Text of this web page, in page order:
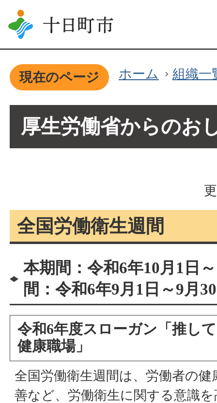
現在のページ ホーム 組織一
厚生労働省からのお
全国労働衛生週間
本期間：令和6年10月1日
間：令和6年9月1日～9月
令和6年度スローガン「推し
健康職場」
全国労働衛生週間は、労働者の
善など、労働衛生に関する意識